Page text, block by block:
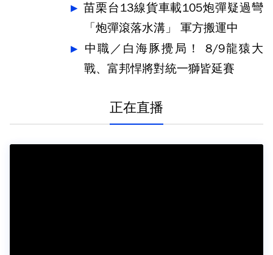
苗栗台13線貨車載105炮彈疑過彎
「炮彈滾落水溝」 軍方搬運中
中職／白海豚攪局！ 8/9龍猿大
戰、富邦悍將對統一獅皆延賽
正在直播